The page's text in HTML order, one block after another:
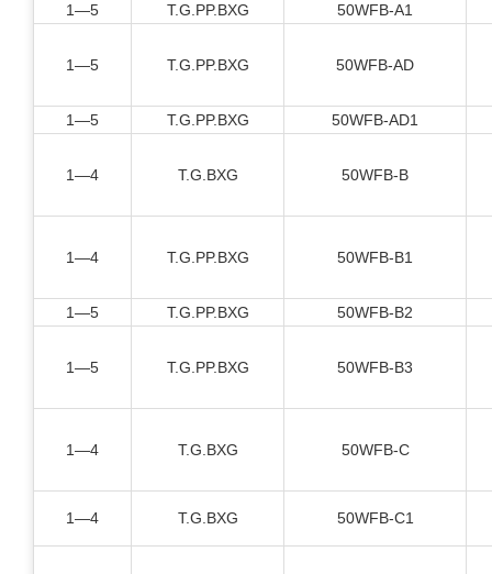
1—5 T.G.PP.BXG 50WFB-A1
1—5 T.G.PP.BXG 50WFB-AD
1—5 T.G.PP.BXG 50WFB-AD1
1—4 T.G.BXG 50WFB-B
1—4 T.G.PP.BXG 50WFB-B1
1—5 T.G.PP.BXG 50WFB-B2
1—5 T.G.PP.BXG 50WFB-B3
1—4 T.G.BXG 50WFB-C
1—4 T.G.BXG 50WFB-C1